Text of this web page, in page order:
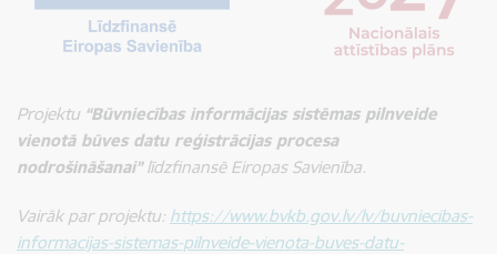
Projektu “Būvniecības informācijas sistēmas pilnveide
vienotā būves datu reģistrācijas procesa
nodrošināšanai” līdzfinansē Eiropas Savienība.
Vairāk par projektu: https://www.bvkb.gov.lv/lv/buvniecibas-
informacijas-sistemas-pilnveide-vienota-buves-datu-